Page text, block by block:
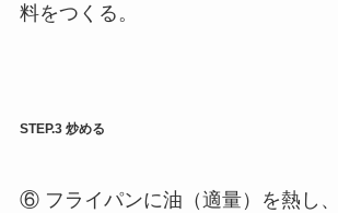
料をつくる。
STEP.3 炒める
⑥ フライパンに油（適量）を熱し